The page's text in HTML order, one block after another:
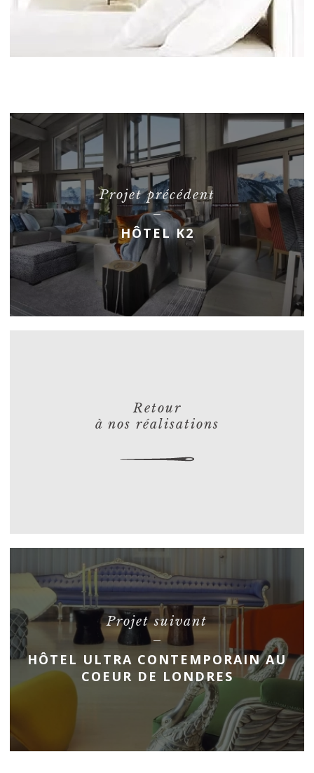
Projet précédent
HÔTEL K2
Retour
à nos réalisations
Projet suivant
HÔTEL ULTRA CONTEMPORAIN AU
COEUR DE LONDRES